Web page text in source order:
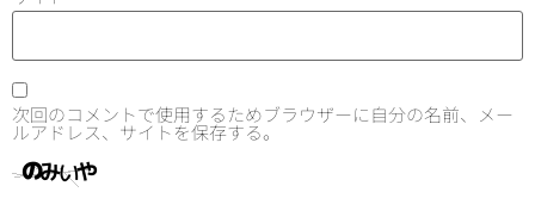
次回のコメントで使用するためブラウザーに自分の名前、メー
ルアドレス、サイトを保存する。